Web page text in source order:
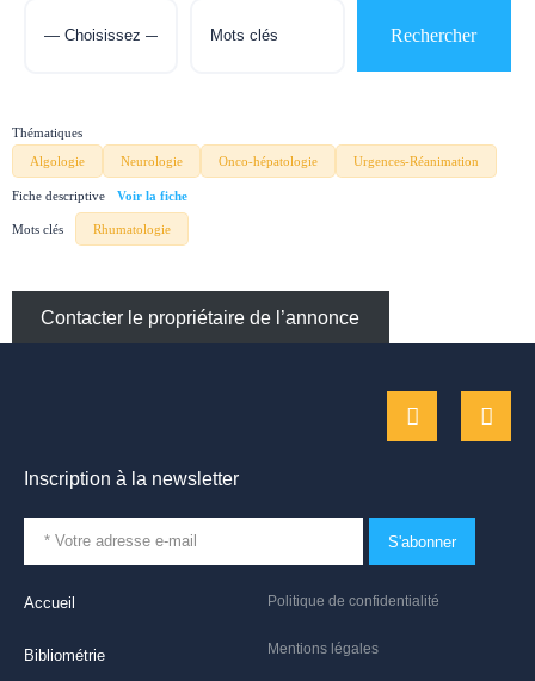
Thématiques
Algologie
Neurologie Onco-hépatologie Urgences-Réanimation
Fiche descriptive
Mots clés Rhumatologie
Contacter le propriétaire de l’annonce
Politique de confidentialité
Mentions légales
Accueil
Bibliométrie
Inscription à la newsletter
S'abonner